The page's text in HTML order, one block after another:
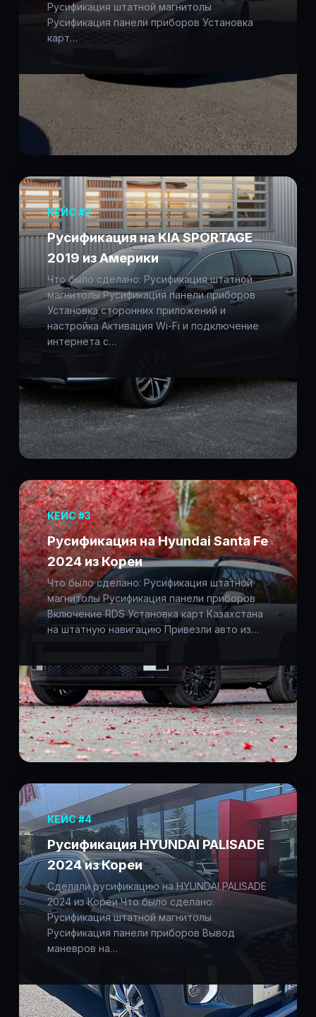
Русификация штатной магнитолы
Русификация панели приборов Установка
карт…
КЕЙС #2
Русификация на KIA SPORTAGE
2019 из Америки
Что было сделано: Русификация штатной
магнитолы Русификация панели приборов
Установка сторонних приложений и
настройка Активация Wi-Fi и подключение
интернета с…
КЕЙС #3
Русификация на Hyundai Santa Fe
2024 из Кореи
Что было сделано: Русификация штатной
магнитолы Русификация панели приборов
Включение RDS Установка карт Казахстана
на штатную навигацию Привезли авто из…
КЕЙС #4
Русификация HYUNDAI PALISADE
2024 из Кореи
Сделали русификацию на HYUNDAI PALISADE
2024 из Кореи Что было сделано:
Русификация штатной магнитолы
Русификация панели приборов Вывод
маневров на…